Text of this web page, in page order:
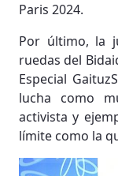
Paris 2024.
Por último, la
ruedas del
Especial
lucha como
activista y
límite como la